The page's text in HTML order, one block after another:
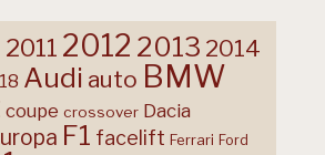
2011 2012 2013 2014
Audi auto BMW
coupe crossover Dacia
F1 facelift Ferrari Ford